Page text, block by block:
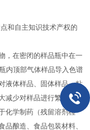
和自主知识技术产权的
，在密闭的样品瓶中在一
内顶部气体样品导入色谱
液体样品、固体样品、粘
减少对样品进行繁杂费时
化学制药（残留溶剂检
品酿造、食品包装材料、